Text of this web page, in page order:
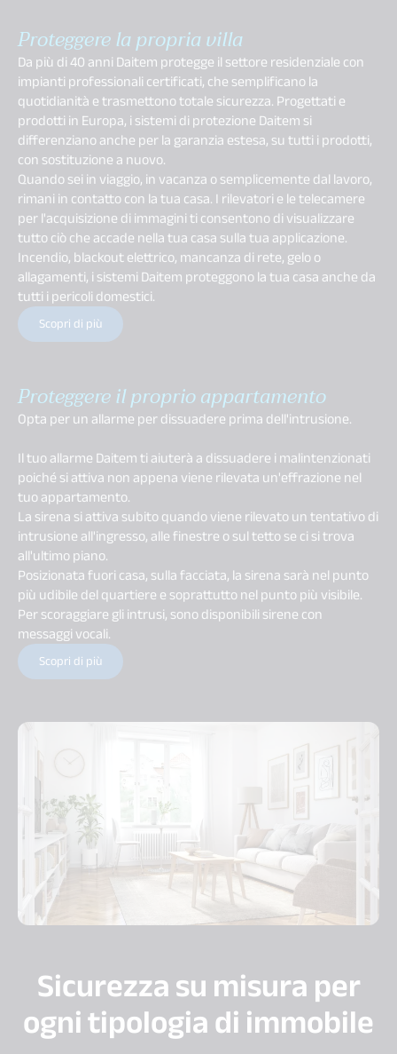
Proteggere la propria villa
Da più di 40 anni Daitem protegge il settore residenziale con
impianti professionali certificati, che semplificano la
quotidianità e trasmettono totale sicurezza. Progettati e
prodotti in Europa, i sistemi di protezione Daitem si
differenziano anche per la garanzia estesa, su tutti i prodotti,
con sostituzione a nuovo.
Quando sei in viaggio, in vacanza o semplicemente dal lavoro,
rimani in contatto con la tua casa. I rilevatori e le telecamere
per l'acquisizione di immagini ti consentono di visualizzare
tutto ciò che accade nella tua casa sulla tua applicazione.
Incendio, blackout elettrico, mancanza di rete, gelo o
allagamenti, i sistemi Daitem proteggono la tua casa anche da
tutti i pericoli domestici.
Scopri di più
Proteggere il proprio appartamento
Opta per un allarme per dissuadere prima dell'intrusione.
Il tuo allarme Daitem ti aiuterà a dissuadere i malintenzionati
poiché si attiva non appena viene rilevata un'effrazione nel
tuo appartamento.
La sirena si attiva subito quando viene rilevato un tentativo di
intrusione all'ingresso, alle finestre o sul tetto se ci si trova
all'ultimo piano.
Posizionata fuori casa, sulla facciata, la sirena sarà nel punto
più udibile del quartiere e soprattutto nel punto più visibile.
Per scoraggiare gli intrusi, sono disponibili sirene con
messaggi vocali.
Scopri di più
Sicurezza su misura per
ogni tipologia di immobile